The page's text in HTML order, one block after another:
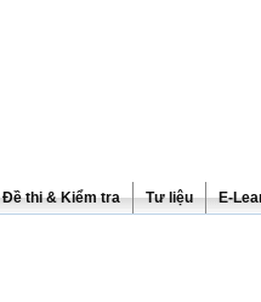
Đề thi & Kiểm tra Tư liệu E-